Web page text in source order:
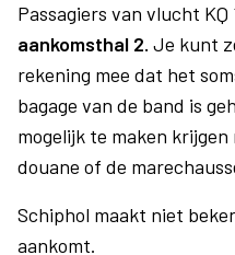
Passagiers van vlucht KQ
aankomsthal 2. Je kunt
rekening mee dat het
bagage van de band is
mogelijk te maken
douane of de
Schiphol maakt niet
aankomt.